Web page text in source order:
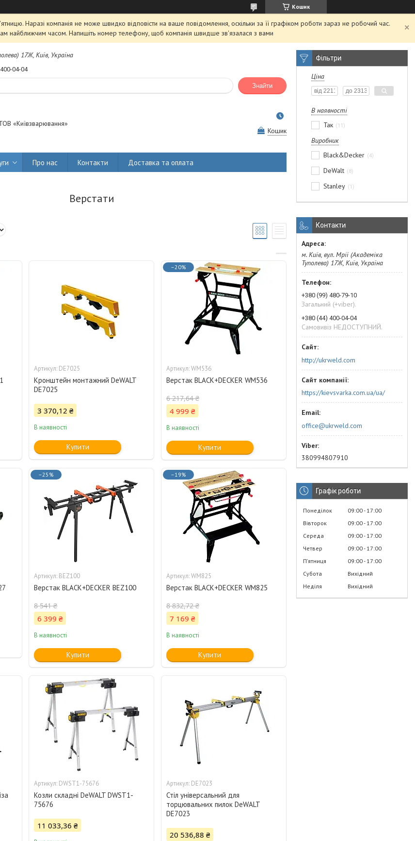
Кошик
Наразі компанія не може швидко відповісти на ваше повідомлення, оскільки за її графіком роботи зараз не робочий час.
вам найближчим часом. Напишіть номер телефону, щоб компанія швидше зв'язалася з вами
17Ж, Київ, Україна
04-04
Знайти
«Київзварювання»
Кошик
Про нас Контакти Доставка та оплата
Верстати
DE7025
Кронштейн монтажний DeWALT
DE7025
3 370,12 ₴
В наявності
Купити
–20%
WM536
Верстак BLACK+DECKER WM536
6 217,64 ₴
4 999 ₴
В наявності
Купити
–25%
BEZ100
Верстак BLACK+DECKER BEZ100
8 541 ₴
6 399 ₴
В наявності
Купити
–19%
WM825
Верстак BLACK+DECKER WM825
8 832,72 ₴
7 169 ₴
В наявності
Купити
DWST1-75676
Козли складні DeWALT DWST1-
75676
11 033,36 ₴
DE7023
Стіл універсальний для
торцювальних пилок DeWALT
DE7023
20 536,88 ₴
Фільтри
Ціна
В наявності
Так
11
Виробник
Black&Decker
4
DeWalt 8
Stanley 1
Контакти
м. Київ, вул. Мрії (Академіка
Туполева) 17Ж, Київ, Україна
+380 (99) 480-79-10
Загальний (+viber).
+380 (44) 400-04-04
Самовивіз НЕДОСТУПНИЙ.
http://ukrweld.com
https://kievsvarka.com.ua/ua/
office@ukrweld.com
380994807910
Графік роботи
Понеділок 09:00 17:00
Вівторок
09:00 17:00
Середа
09:00 17:00
Четвер
09:00 17:00
Пʼятниця
09:00 17:00
Субота
Вихідний
Неділя
Вихідний